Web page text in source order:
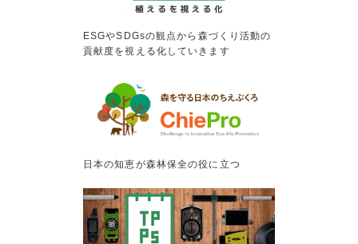
ESGやSDGsの観点から森づくり活動の
貢献度を視える化していきます
日本の知恵が森林保全の役に立つ